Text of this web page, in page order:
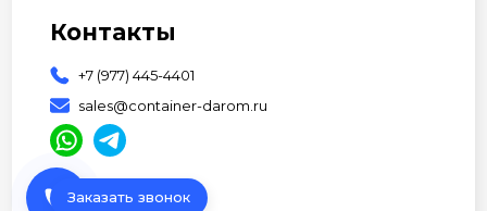
phone
Контакты
+7 (977) 445-4401
sales@container-darom.ru
Заказать звонок